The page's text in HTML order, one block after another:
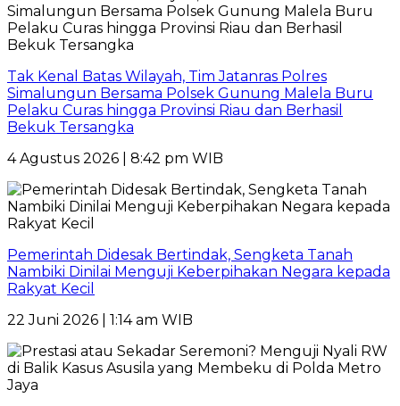
Tak Kenal Batas Wilayah, Tim Jatanras Polres
Simalungun Bersama Polsek Gunung Malela Buru
Pelaku Curas hingga Provinsi Riau dan Berhasil
Bekuk Tersangka
4 Agustus 2026 | 8:42 pm WIB
Pemerintah Didesak Bertindak, Sengketa Tanah
Nambiki Dinilai Menguji Keberpihakan Negara kepada
Rakyat Kecil
22 Juni 2026 | 1:14 am WIB